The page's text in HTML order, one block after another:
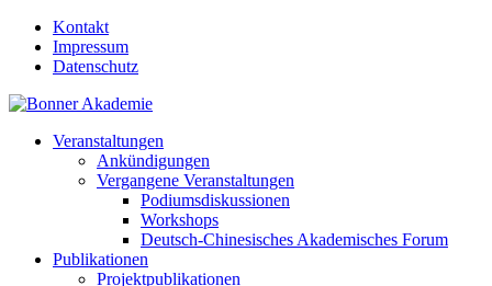
Kontakt
Impressum
Datenschutz
Veranstaltungen
Ankündigungen
Vergangene Veranstaltungen
Podiumsdiskussionen
Workshops
Deutsch-Chinesisches Akademisches Forum
Publikationen
Projektpublikationen